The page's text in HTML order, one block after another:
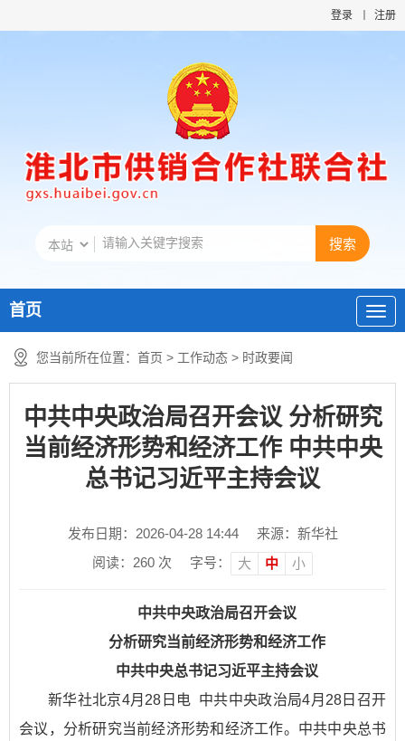
登录 注册
首页
您当前所在位置： 首页 > 工作动态 > 时政要闻
中共中央政治局召开会议 分析研究
当前经济形势和经济工作 中共中央
总书记习近平主持会议
发布日期：2026-04-28 14:44
来源：新华社
阅读： 260 次 字号： 大 中 小
中共中央政治局召开会议
分析研究当前经济形势和经济工作
中共中央总书记习近平主持会议
新华社北京4月28日电 中共中央政治局4月28日召开
会议，分析研究当前经济形势和经济工作。中共中央总书